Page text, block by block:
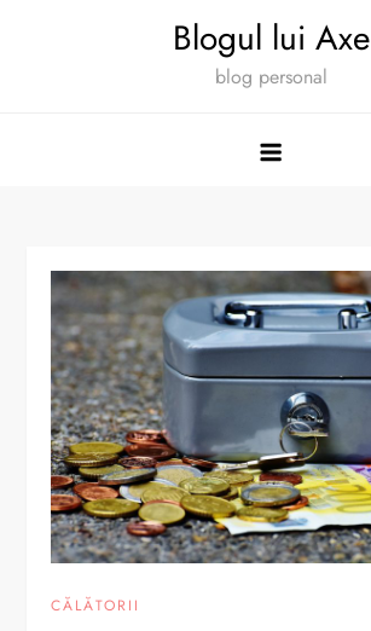
Blogul lui Axe
blog personal
CĂLĂTORII